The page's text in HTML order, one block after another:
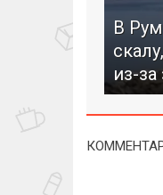
В
из-за